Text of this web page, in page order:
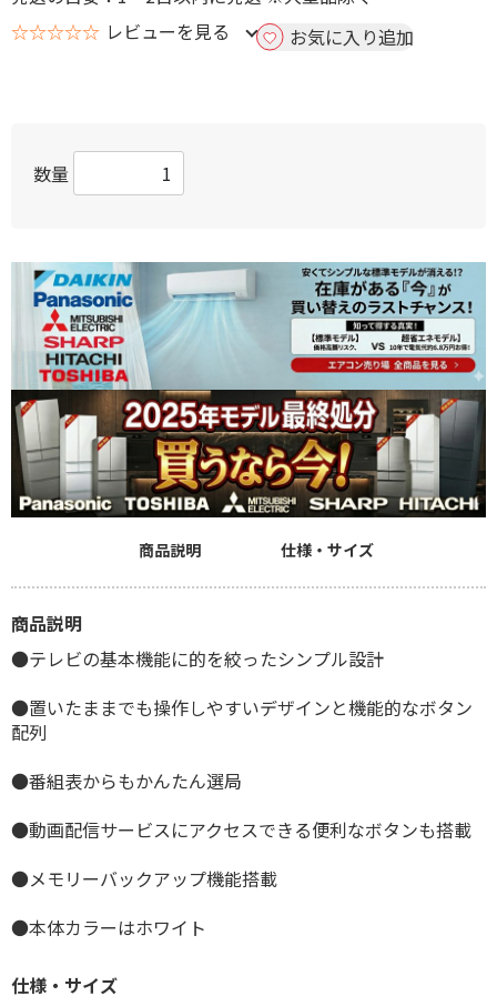
☆☆☆☆☆ レビューを見る お気に入り追加
数量
商品説明 仕様・サイズ
商品説明
●テレビの基本機能に的を絞ったシンプル設計
●置いたままでも操作しやすいデザインと機能的なボタン
配列
●番組表からもかんたん選局
●動画配信サービスにアクセスできる便利なボタンも搭載
●メモリーバックアップ機能搭載
●本体カラーはホワイト
仕様・サイズ